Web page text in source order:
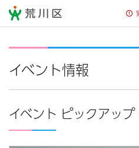
荒川区
イベント情報
イベント ピックアップ